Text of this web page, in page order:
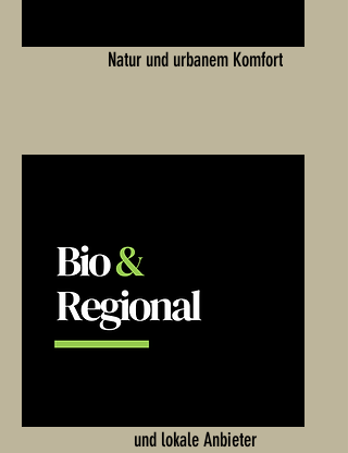
Natur und urbanem Komfort
und lokale Anbieter